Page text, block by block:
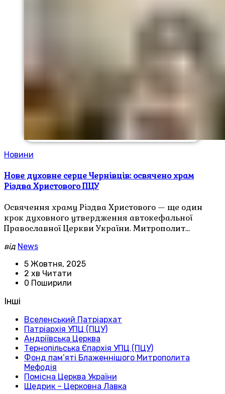
Новини
Нове духовне серце Чернівців: освячено храм
Різдва Христового ПЦУ
Освячення храму Різдва Христового — ще один
крок духовного утвердження автокефальної
Православної Церкви України. Митрополит…
від News
5 Жовтня, 2025
2 хв Читати
0 Поширили
Інші
Вселенський Патріархат
Патріархія УПЦ (ПЦУ)
Андріївська Церква
Тернопільська Єпархія УПЦ (ПЦУ)
Фонд пам’яті Блаженнішого Митрополита
Мефодія
Помісна Церква України
Щедрик – Церковна Лавка